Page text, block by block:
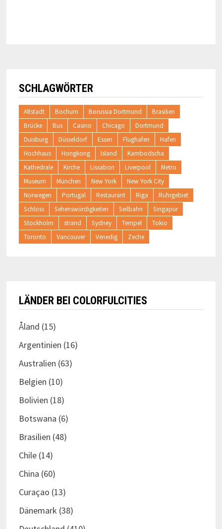
SCHLAGWÖRTER
Altstadt Bochum Borussia Dortmund
Brasilien
Brücke
Bus Casino Chicago
Dortmund
Duisburg
Düsseldorf Essen Flughafen
Hafen
Hochhaus
Hongkong Island
Kambodscha
Kathedrale
Kirche Lissabon Liverpool
Metro
Museum
München New York
New York City
Norwegen
Portugal Restaurant Riga
Ruhrgebiet
Schloss
Sehenswürdigkeiten Seilbahn
Singapur
Stockholm
strand Sydney Tempel
Tokio
Toronto
Vancouver Venedig Zeche
LÄNDER BEI COLORFULCITIES
Åland (15)
Argentinien (16)
Australien (63)
Belgien (10)
Bolivien (18)
Botswana (6)
Brasilien (48)
Chile(14)
China (60)
Curaçao (13)
Dänemark (38)